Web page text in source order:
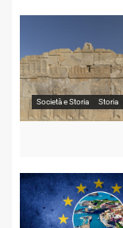
Società e Storia Storia